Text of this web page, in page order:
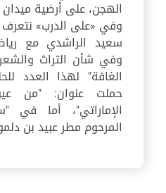
الهجن، على أرضية
وفي «على الدرب»
سعيد الراشدي مع
وفي شأن التراث
الغافة" لهذا العدد
حملت عنوان: "من
الإماراتي"، أما في
المرحوم مطر عبيد بن